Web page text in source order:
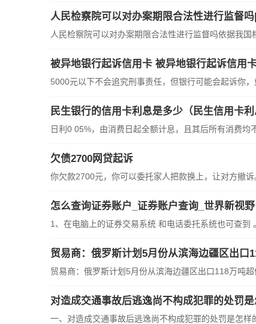
人民检察院可以对办案期限合法性进行监督
人民检察院可以对办案期限合法性进行监督吗依据我国
被异地银行起诉信用卡 被异地银行起诉信用
5000元以下不会追究刑事责任，但银行可能会起诉你，
民生银行的信用卡利息是多少（民生信用卡利
日利0 05%，由消费日起全额计息，且其后所有消费均
欠债2700网贷起诉
你欠款2700元，你可以委托家人把款换上，让对方撤诉
怎么查询证券账户_证券账户查询_世界新视野
1、在电脑上的证券交易系统 和电话委托系统也可查到
贸易商：俄罗斯计划5月份从滨海边疆区出口118万吨超
对造成交通事故后逃逸尚不构成犯罪的处罚
一、对造成交通事故后逃逸尚不构成犯罪的处罚是怎样